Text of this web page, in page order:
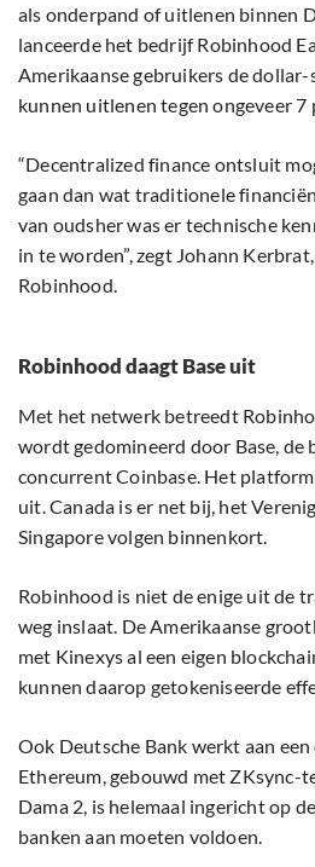
als onderpand of uitlenen binnen
lanceerde het bedrijf Robinhood
Amerikaanse gebruikers de dollar-
kunnen uitlenen tegen ongeveer 7
“Decentralized finance ontsluit
gaan dan wat traditionele
van oudsher was er technische
in te worden”, zegt Johann
Robinhood.
Robinhood daagt Base uit
Met het netwerk betreedt
wordt gedomineerd door Base, de
concurrent Coinbase. Het
uit. Canada is er net bij, het
Singapore volgen binnenkort.
Robinhood is niet de enige uit de
weg inslaat. De Amerikaanse
met Kinexys al een eigen
kunnen daarop getokeniseerde
Ook Deutsche Bank werkt aan
Ethereum, gebouwd met ZKsync-
Dama 2, is helemaal ingericht op
banken aan moeten voldoen.